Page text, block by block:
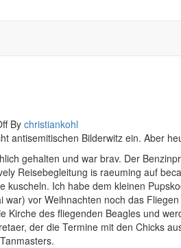
By christiankohl
antisemitischen Bilderwitz ein. Aber
gehalten und war brav. Der
Reisebegleitung is raeuming auf
Ich habe dem kleinen
vor Weihnachten noch das
des fliegenden Beagles und
der die Termine mit den Chicks